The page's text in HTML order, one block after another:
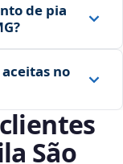
de pia
no
São